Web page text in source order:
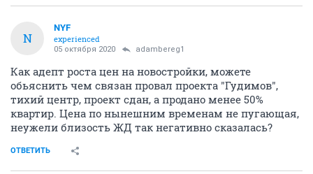
N
NYF
experienced
05 октября 2020 adambereg1
Как адепт роста цен на новостройки, можете
обьяснить чем связан провал проекта "Гудимов",
тихий центр, проект сдан, а продано менее 50%
квартир. Цена по нынешним временам не пугающая,
неужели близость ЖД так негативно сказалась?
ОТВЕТИТЬ